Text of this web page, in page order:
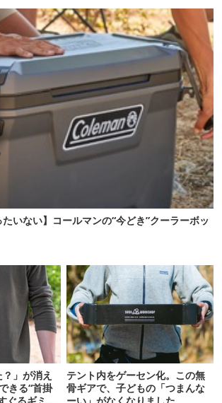
たいない】コールマンの“今どき”クーラーボッ
」が消え
きる“首掛
ぐるギミッ
テント内をゲーセン化。この無
骨ギアで、子どもの「つまんな
ーい」がなくなりました